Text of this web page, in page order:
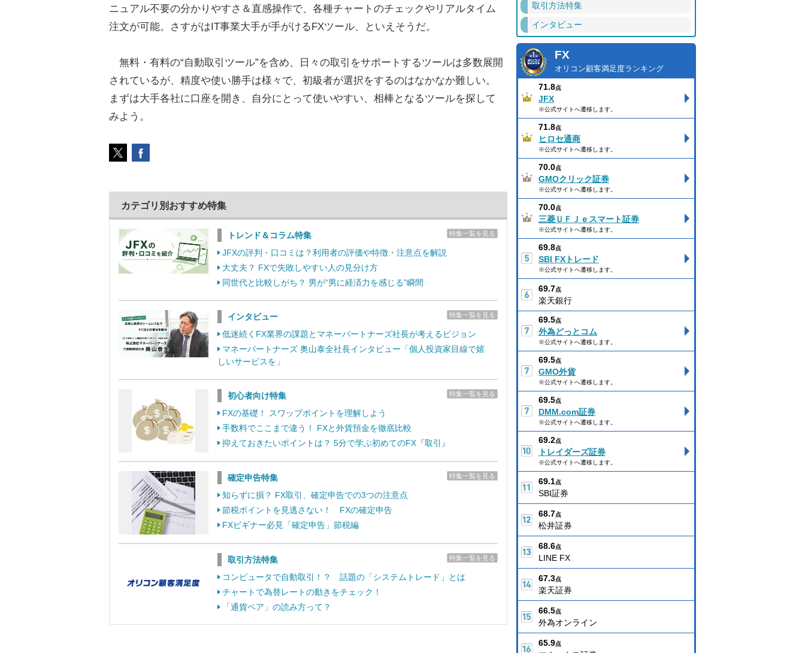
ニュアル不要の分かりやすさ＆直感操作で、各種チャートのチェックやリアルタイム
注文が可能。さすがはIT事業大手が手がけるFXツール、といえそうだ。
無料・有料の“自動取引ツール”を含め、日々の取引をサポートするツールは多数展開
されているが、精度や使い勝手は様々で、初級者が選択をするのはなかなか難しい。
まずは大手各社に口座を開き、自分にとって使いやすい、相棒となるツールを探して
みよう。
カテゴリ別おすすめ特集
特集一覧を見る
トレンド＆コラム特集
JFXの評判・口コミは？利用者の評価や特徴・注意点を解説
大丈夫？ FXで失敗しやすい人の見分け方
同世代と比較しがち？ 男が“男に経済力を感じる”瞬間
特集一覧を見る
インタビュー
低迷続くFX業界の課題とマネーパートナーズ社長が考えるビジョン
マネーパートナーズ 奥山泰全社長インタビュー「個人投資家目線で嬉
しいサービスを」
特集一覧を見る
初心者向け特集
FXの基礎！ スワップポイントを理解しよう
手数料でここまで違う！ FXと外貨預金を徹底比較
抑えておきたいポイントは？ 5分で学ぶ初めてのFX『取引』
特集一覧を見る
確定申告特集
知らずに損？ FX取引、確定申告での3つの注意点
節税ポイントを見逃さない！ FXの確定申告
FXビギナー必見「確定申告」節税編
特集一覧を見る
取引方法特集
コンピュータで自動取引！？ 話題の「システムトレード」とは
チャートで為替レートの動きをチェック！
「通貨ペア」の読み方って？
取引方法特集
インタビュー
FX
オリコン顧客満足度ランキング
71.8点
JFX
※公式サイトへ遷移します。
71.8点
ヒロセ通商
※公式サイトへ遷移します。
70.0点
GMOクリック証券
※公式サイトへ遷移します。
70.0点
三菱ＵＦＪｅスマート証券
※公式サイトへ遷移します。
69.8点
SBI FXトレード
※公式サイトへ遷移します。
69.7点
楽天銀行
69.5点
外為どっとコム
※公式サイトへ遷移します。
69.5点
GMO外貨
※公式サイトへ遷移します。
69.5点
DMM.com証券
※公式サイトへ遷移します。
69.2点
トレイダーズ証券
※公式サイトへ遷移します。
69.1点
SBI証券
68.7点
松井証券
68.6点
LINE FX
67.3点
楽天証券
66.5点
外為オンライン
65.9点